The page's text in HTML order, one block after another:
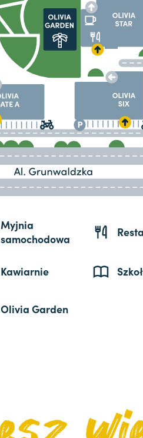
Myjnia
samochodowa
Kawiarnie
Olivia Garden